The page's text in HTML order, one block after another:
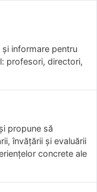
informare pentru
profesori, directori,
propune să
învăţării şi evaluării
concrete ale